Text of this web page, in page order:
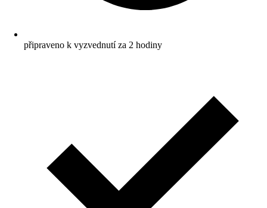
připraveno k vyzvednutí za 2 hodiny